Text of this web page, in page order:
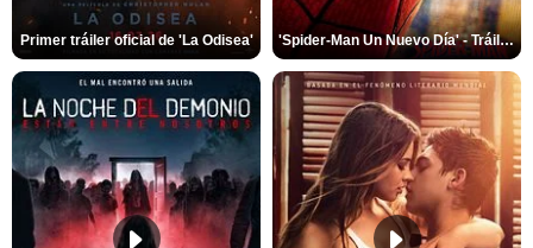
Primer tráiler oficial de 'La Odisea' 'Spider-Man Un Nuevo Día' - Tráiler oficial subtitulado